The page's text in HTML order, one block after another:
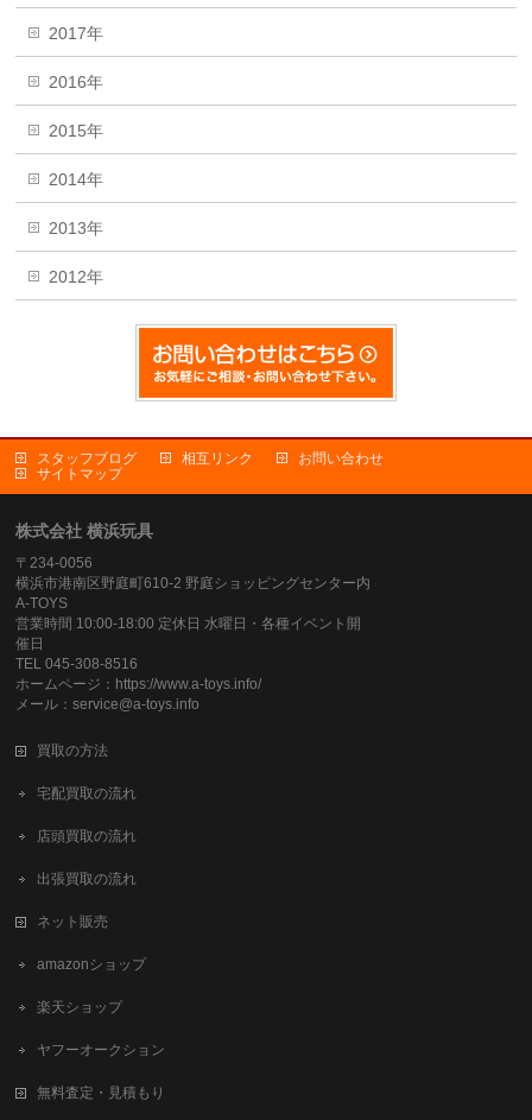
2017年
2016年
2015年
2014年
2013年
2012年
スタッフブログ 相互リンク
お問い合わせ
サイトマップ
株式会社 横浜玩具
〒234-0056
横浜市港南区野庭町610-2 野庭ショッピングセンター内
A-TOYS
営業時間 10:00-18:00 定休日 水曜日・各種イベント開
催日
TEL 045-308-8516
ホームページ：https://www.a-toys.info/
メール：service@a-toys.info
買取の方法
宅配買取の流れ
店頭買取の流れ
出張買取の流れ
ネット販売
amazonショップ
楽天ショップ
ヤフーオークション
無料査定・見積もり